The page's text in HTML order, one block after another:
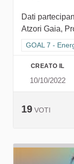
Dati
Atzori Gaia,
Filtra i risultati
GOAL 7 -
CREATO IL
10/10/2022
19 VOTI